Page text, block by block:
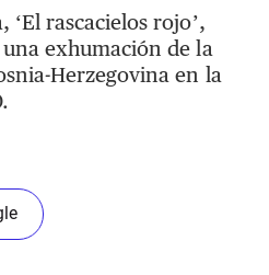
rascacielos rojo’,
exhumación de la
Herzegovina en la